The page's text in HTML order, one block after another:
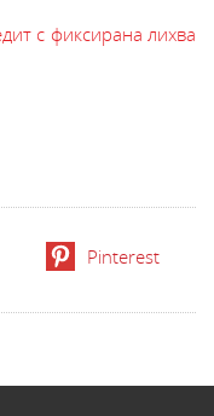
с фиксирана лихва
Pinterest